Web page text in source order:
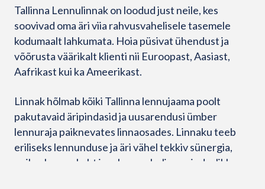
Tallinna Lennulinnak on loodud just neile, kes
soovivad oma äri viia rahvusvahelisele tasemele
kodumaalt lahkumata. Hoia püsivat ühendust ja
võõrusta väärikalt klienti nii Euroopast, Aasiast,
Aafrikast kui ka Ameerikast.
Linnak hõlmab kõiki Tallinna lennujaama poolt
pakutavaid äripindasid ja uusarendusi ümber
lennuraja paiknevates linnaosades. Linnaku teeb
eriliseks lennunduse ja äri vähel tekkiv sünergia,
unikaalne asukoht ja rahvusvaheline esinduslikkus.